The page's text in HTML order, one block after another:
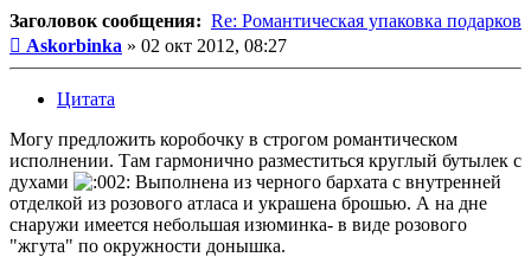
Заголовок сообщения: Re: Романтическая упаковка подарков
Сообщение
Askorbinka » 02 окт 2012, 08:27
Цитата
Могу предложить коробочку в строгом романтическом
исполнении. Там гармонично разместиться круглый бутылек с
духами
Выполнена из черного бархата с внутренней
отделкой из розового атласа и украшена брошью. А на дне
снаружи имеется небольшая изюминка- в виде розового
"жгута" по окружности донышка.